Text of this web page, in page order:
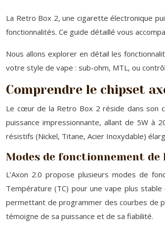
La Retro Box 2, une cigarette électronique
fonctionnalités. Ce guide détaillé vous
Nous allons explorer en détail les
votre style de vape : sub-ohm, MTL, ou
Comprendre le chipset
Le cœur de la Retro Box 2 réside dans son
puissance impressionnante, allant de 5W à
résistifs (Nickel, Titane, Acier Inoxydable)
Modes de fonctionnement de
L’Axon 2.0 propose plusieurs modes de
Température (TC) pour une vape plus
permettant de programmer des courbes de
témoigne de sa puissance et de sa fiabilité.